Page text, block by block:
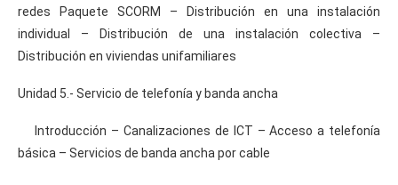
redes Paquete SCORM – Distribución en una instalación
individual – Distribución de una instalación colectiva –
Distribución en viviendas unifamiliares
Unidad 5.- Servicio de telefonía y banda ancha
Introducción – Canalizaciones de ICT – Acceso a telefonía
básica – Servicios de banda ancha por cable